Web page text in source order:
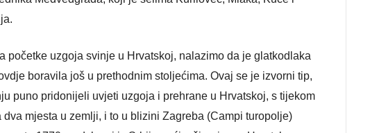
početke uzgoja svinje u Hrvatskoj, nalazimo da je glatkodlaka
boravila još u prethodnim stoljećima. Ovaj se je izvorni tip,
puno pridonijeli uvjeti uzgoja i prehrane u Hrvatskoj, s tijekom
mjesta u zemlji, i to u blizini Zagreba (Campi turopolje)